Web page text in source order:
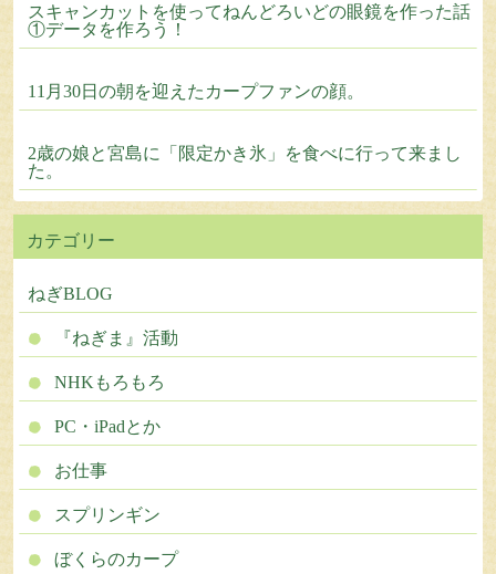
スキャンカットを使ってねんどろいどの眼鏡を作った話
①データを作ろう！
11月30日の朝を迎えたカープファンの顔。
2歳の娘と宮島に「限定かき氷」を食べに行って来まし
た。
カテゴリー
ねぎBLOG
『ねぎま』活動
NHKもろもろ
PC・iPadとか
お仕事
スプリンギン
ぼくらのカープ